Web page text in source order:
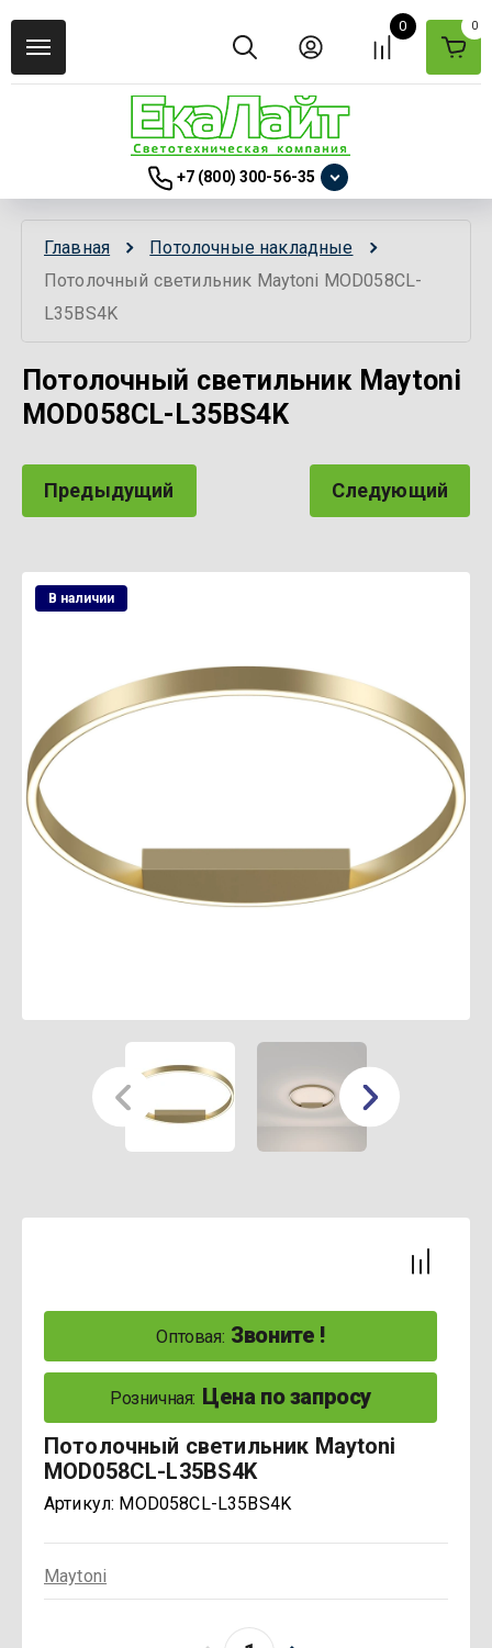
0
0
+7 (800) 300-56-35
Главная
Потолочные накладные
Потолочный светильник Maytoni MOD058CL-
L35BS4K
Потолочный светильник Maytoni
MOD058CL-L35BS4K
Предыдущий Следующий
В наличии
Оптовая: Звоните !
Розничная: Цена по запросу
Потолочный светильник Maytoni
MOD058CL-L35BS4K
Артикул: MOD058CL-L35BS4K
Maytoni